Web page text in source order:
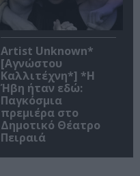
Artist Unknown*
[Αγνώστου
Καλλιτέχνη*] *Η
Ήβη ήταν εδώ:
Παγκόσμια
πρεμιέρα στο
Δημοτικό Θέατρο
Πειραιά